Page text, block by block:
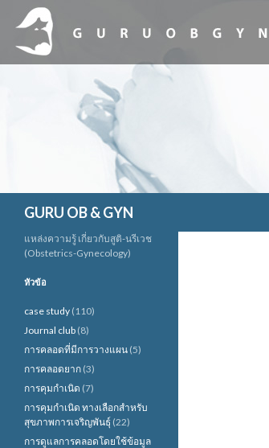
GURU OB & GYN
แหล่งความรู้ เกี่ยวกับสูติ-นรีเวช
(Obstetrics-Gynecology)
หัวข้อ
case study (110)
Journal club (8)
การคลอดที่มีการวางแผน (5)
การคลอดยาก (3)
การคุมกำเนิด (7)
การคุมกำเนิด ทางเลือกสำหรับ
สุขภาพการเจริญพันธุ์ (22)
การดูแลการคลอดโดยใช้ข้อมูล